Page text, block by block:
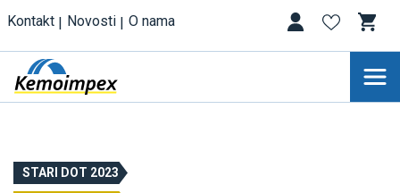
Kontakt Novosti O nama
STARI DOT 2023